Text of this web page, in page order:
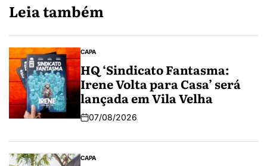
Leia também
CAPA
HQ ‘Sindicato Fantasma:
Irene Volta para Casa’ será
lançada em Vila Velha
07/08/2026
CAPA